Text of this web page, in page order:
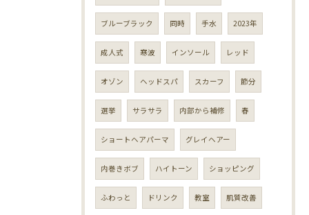
ブルーブラック 同時 手水 2023年
成人式 寒波 インソール レッド
オゾン ヘッドスパ スカーフ 節分
選挙 サラサラ 内部から補修 春
ショートヘアパーマ グレイヘアー
内巻きボブ ハイトーン ショッピング
ふわっと ドリンク 教室 肌質改善